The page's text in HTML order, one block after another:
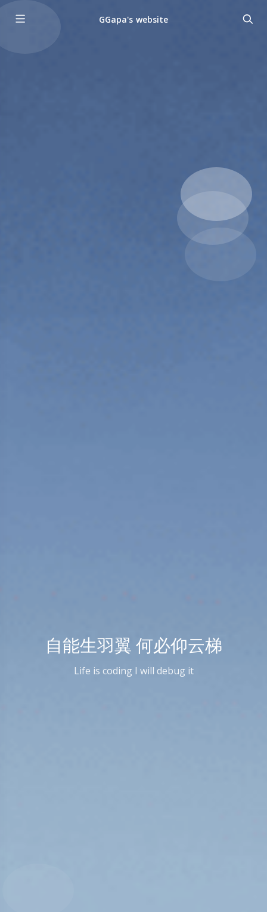
GGapa's website
自能生羽翼 何必仰云梯
Life is coding I will debug it